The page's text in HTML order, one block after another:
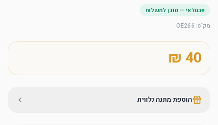
במלאי — מוכן למשלוח
מק"ט:
OE266
הוספת מתנה נלווית